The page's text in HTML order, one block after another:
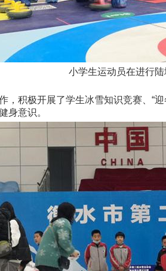
小学生运动员在进行
积极开展了学生冰雪知识竞赛、“
身意识。